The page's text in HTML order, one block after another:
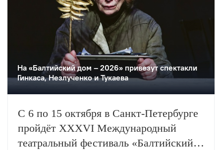
На «Балтийский дом – 2026» привезут спектакли
Гинкаса, Незлученко и Тукаева
С 6 по 15 октября в Санкт-Петербурге
пройдёт XXXVI Международный
театральный фестиваль «Балтийский